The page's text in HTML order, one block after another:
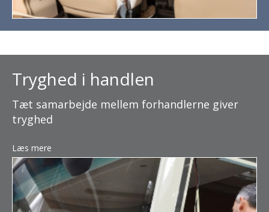
Tryghed i handlen
Tæt samarbejde mellem forhandlerne giver
tryghed
Læs mere